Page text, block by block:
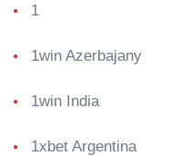
1
1win Azerbajany
1win India
1xbet Argentina